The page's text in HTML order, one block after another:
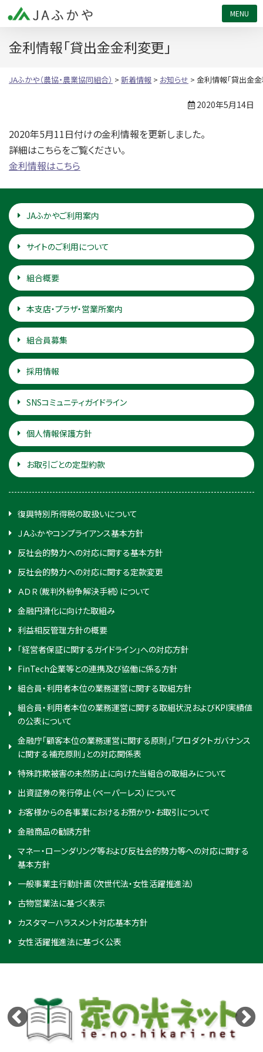
金利情報「貸出金金利変更」
JAふかや（農協・農業協同組合） > 新着情報 > お知らせ > 金利情報「貸出金金
2020年5月14日
2020年5月11日付けの金利情報を更新しました。
詳細はこちらをご覧ください。
金利情報はこちら
JAふかやご利用案内
サイトのご利用について
組合概要
本支店・プラザ・営業所案内
組合員募集
採用情報
SNSコミュニティガイドライン
個人情報保護方針
お取引ごとの定型約款
復興特別所得税の取扱いについて
ＪＡふかやコンプライアンス基本方針
反社会的勢力への対応に関する基本方針
反社会的勢力への対応に関する定款変更
ＡＤＲ（裁判外紛争解決手続）について
金融円滑化に向けた取組み
利益相反管理方針の概要
「経営者保証に関するガイドライン」への対応方針
FinTech企業等との連携及び協働に係る方針
組合員・利用者本位の業務運営に関する取組方針
組合員・利用者本位の業務運営に関する取組状況およびKPI実績値
の公表について
金融庁「顧客本位の業務運営に関する原則」「プロダクトガバナンス
に関する補充原則」との対応関係表
特殊詐欺被害の未然防止に向けた当組合の取組みについて
出資証券の発行停止（ペーパーレス）について
お客様からの各事業におけるお預かり・お取引について
金融商品の勧誘方針
マネー・ローンダリング等および反社会的勢力等への対応に関する
基本方針
一般事業主行動計画（次世代法・女性活躍推進法）
古物営業法に基づく表示
カスタマーハラスメント対応基本方針
女性活躍推進法に基づく公表